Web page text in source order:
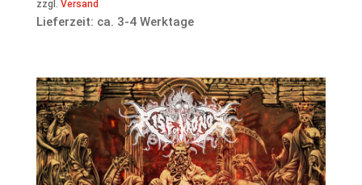
zzgl. Versand
Lieferzeit: ca. 3-4 Werktage